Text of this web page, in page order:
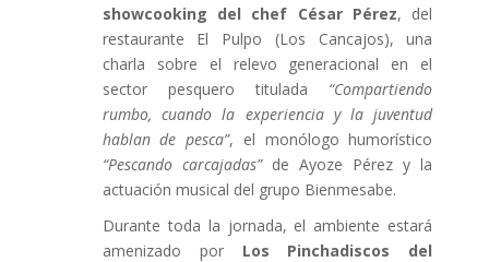
showcooking del chef César Pérez, del
restaurante El Pulpo (Los Cancajos), una
charla sobre el relevo generacional en el
sector pesquero titulada “Compartiendo
rumbo, cuando la experiencia y la juventud
hablan de pesca”, el monólogo humorístico
“Pescando carcajadas”de Ayoze Pérez y la
actuación musical del grupo Bienmesabe.
Durante toda la jornada, el ambiente estará
amenizado por Los Pinchadiscos del